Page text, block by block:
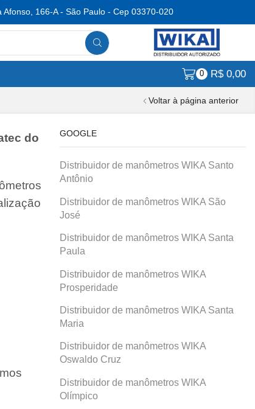
Afonso, 166-A - São Paulo - Cep 03370-020
0 R$0,00
Voltar à página anterior
do
GOOGLE
Distribuidor de manômetros WIKA Santo
Antônio
Distribuidor de manômetros WIKA São
José
Distribuidor de manômetros WIKA Santa
Paula
Distribuidor de manômetros WIKA
Prosperidade
Distribuidor de manômetros WIKA Santa
Maria
Distribuidor de manômetros WIKA
Oswaldo Cruz
Distribuidor de manômetros WIKA
Olímpico